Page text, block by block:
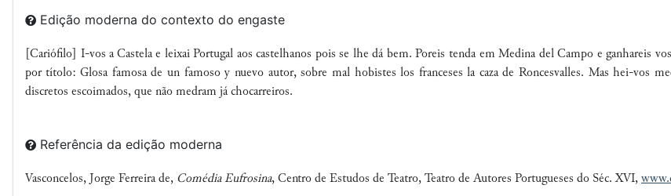
Edição moderna do contexto do engaste
[Cariófilo] I-vos aCastelae leixai Portugal aos castelhanos pois se lhe dá bem. Poreis tenda em Medina del Campo e ganhareis
por títolo: Glosa famosa de un famoso y nuevo autor, sobre mal hobistes los franceses la caza de Roncesvalles. Mas hei-vos
discretos escoimados, que não medram já chocarreiros.
Referência da edição moderna
Vasconcelos, Jorge Ferreira de, Comédia Eufrosina, Centro de Estudos de Teatro, Teatro de Autores Portugueses do Séc. XVI,